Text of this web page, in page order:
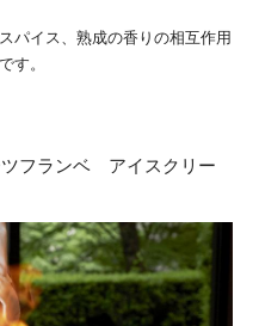
パイス、熟成の香りの相互作用
す。
フランベ アイスクリー